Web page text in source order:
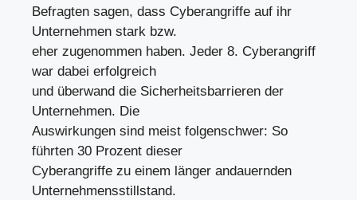
Befragten sagen, dass Cyberangriffe auf ihr
Unternehmen stark bzw.
eher zugenommen haben. Jeder 8. Cyberangriff
war dabei erfolgreich
und überwand die Sicherheitsbarrieren der
Unternehmen. Die
Auswirkungen sind meist folgenschwer: So
führten 30 Prozent dieser
Cyberangriffe zu einem länger andauernden
Unternehmensstillstand.